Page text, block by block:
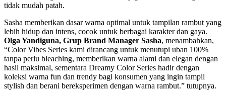
tidak mudah patah.
Sasha memberikan dasar warna optimal untuk tampilan rambut yang
lebih hidup dan intens, cocok untuk berbagai karakter dan gaya.
Olga Yandiguna, Grup Brand Manager Sasha, menambahkan,
“Color Vibes Series kami dirancang untuk menutupi uban 100%
tanpa perlu bleaching, memberikan warna alami dan elegan dengan
hasil maksimal, sementara Dreamy Color Series hadir dengan
koleksi warna fun dan trendy bagi konsumen yang ingin tampil
stylish dan berani bereksperimen dengan warna rambut.” tutupnya.